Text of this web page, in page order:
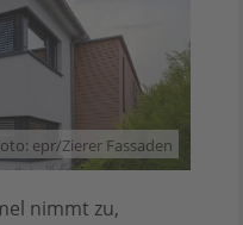
epr/Zierer Fassaden
nimmt zu,